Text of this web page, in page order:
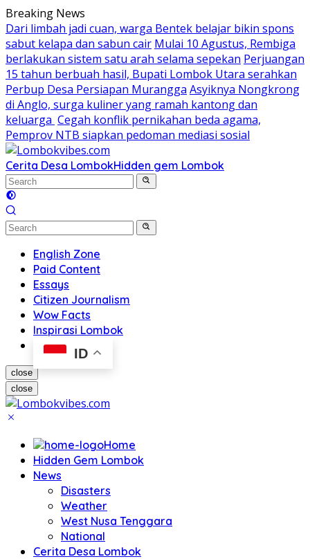
Skip
to
content
Breaking News
Dari limbah jadi cuan, warga Bentek belajar bikin spons
sabut kelapa dan sabun cair Mulai 10 Agustus, Rembiga
berlakukan sistem satu arah selama sepekan Perjuangan
15 tahun berbuah hasil, Bupati Lombok Utara serahkan
Perbup Desa Persiapan Murangga Asyiknya Nongkrong
di Anglo, surga kuliner yang ramah kantong dan
keluarga Cegah konflik pernikahan beda agama,
Pemprov NTB siapkan pedoman mediasi sosial
Cerita Desa LombokHidden gem Lombok
English Zone
Paid Content
Essays
Citizen Journalism
Wow Facts
Inspirasi Lombok
ID
close
close
Home
Hidden Gem Lombok
News
Disasters
Weather
West Nusa Tenggara
National
Cerita Desa Lombok